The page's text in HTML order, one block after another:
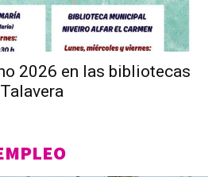
2026 en las bibliotecas